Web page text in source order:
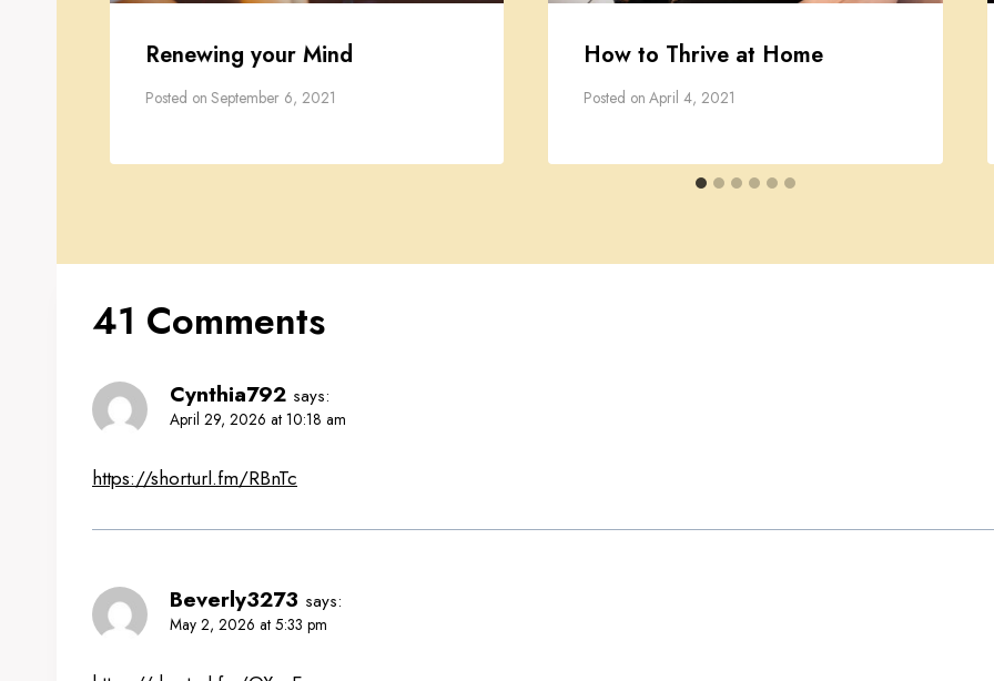
Renewing your Mind
Posted on September 6, 2021
How to Thrive at Home
Posted on April 4, 2021
41 Comments
Cynthia792 says:
April 29, 2026 at 10:18 am
https://shorturl.fm/RBnTc
Beverly3273 says:
May 2, 2026 at 5:33 pm